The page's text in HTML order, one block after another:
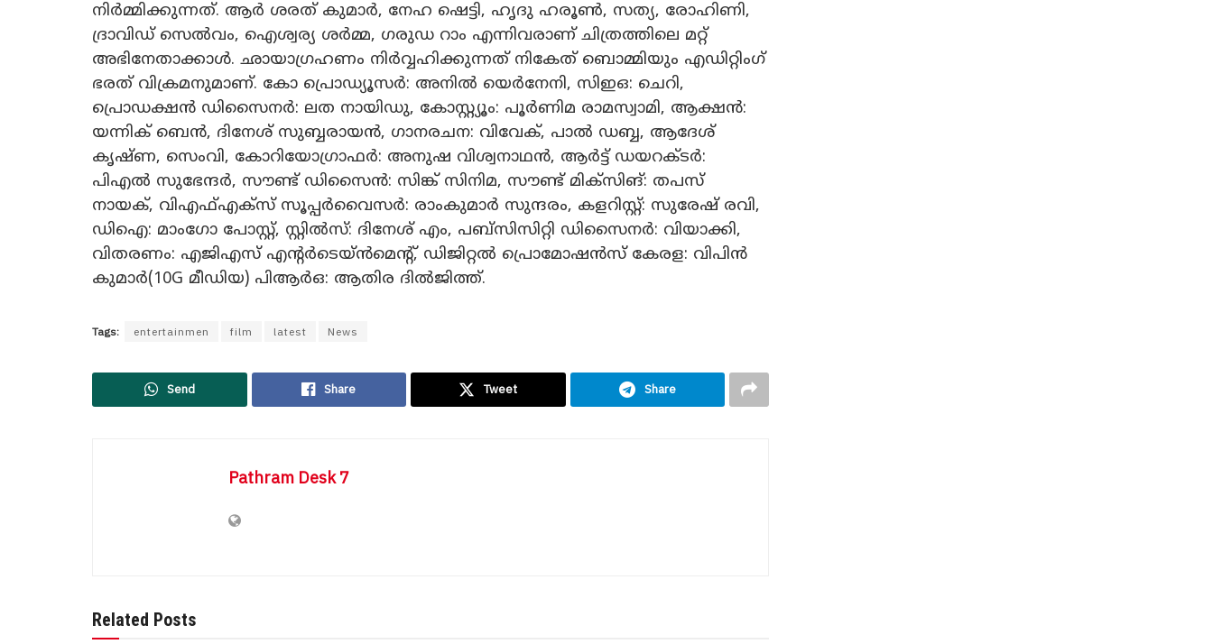
നിർമ്മിക്കുന്നത്. ആർ ശരത് കുമാർ, നേഹ ഷെട്ടി, ഹൃദു ഹരൂൺ, സത്യ, രോഹിണി,
ദ്രാവിഡ് സെൽവം, ഐശ്വര്യ ശർമ്മ, ഗരുഡ റാം എന്നിവരാണ് ചിത്രത്തിലെ മറ്റ്
അഭിനേതാക്കാള്‍. ഛായാഗ്രഹണം നിർവ്വഹിക്കുന്നത് നികേത് ബൊമ്മിയും എഡിറ്റിംഗ്
ഭരത് വിക്രമനുമാണ്. കോ പ്രൊഡ്യൂസർ: അനിൽ യെർനേനി, സിഇഒ: ചെറി,
പ്രൊഡക്ഷൻ ഡിസൈനർ: ലത നായിഡു, കോസ്റ്റ്യൂം: പൂർണിമ രാമസ്വാമി, ആക്ഷൻ:
യന്നിക് ബെൻ, ദിനേശ് സുബ്ബരായൻ, ഗാനരചന: വിവേക്, പാൽ ഡബ്ബ, ആദേശ്
കൃഷ്ണ, സെംവി, കോറിയോഗ്രാഫർ: അനുഷ വിശ്വനാഥൻ, ആർട്ട് ഡയറക്ടർ:
പിഎൽ സുഭേന്ദർ, സൗണ്ട് ഡിസൈൻ: സിങ്ക് സിനിമ, സൗണ്ട് മിക്സിങ്: തപസ്
നായക്, വിഎഫ്എക്സ് സൂപ്പ‍ർവൈസ‍ർ: രാംകുമാർ സുന്ദരം, കളറിസ്റ്റ്: സുരേഷ് രവി,
ഡിഐ: മാംഗോ പോസ്റ്റ്, സ്റ്റിൽസ്: ദിനേശ് എം, പബ്സിസിറ്റി ഡിസൈനർ: വിയാക്കി,
വിതരണം: എജിഎസ് എന്‍റർടെയ്ൻമെന്‍റ്, ഡിജിറ്റൽ പ്രൊമോഷൻസ് കേരള: വിപിൻ
കുമാർ(10G മീഡിയ) പിആർഒ: ആതിര ദിൽജിത്ത്.
Tags: entertainmen film latest News
Send Share Tweet Share
Pathram Desk 7
Related Posts